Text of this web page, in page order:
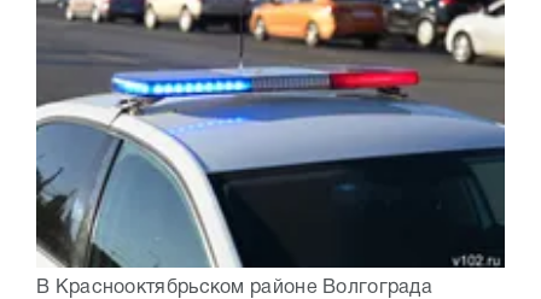
В Краснооктябрьском районе Волгограда